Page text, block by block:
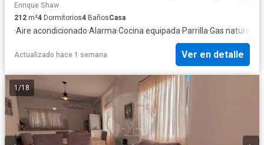
Enrique Shaw
212 m²4 Dormitorios4 BañosCasa
·Aire acondicionado·Alarma·Cocina equipada·Parrilla·Gas natural
Actualizado hace 1 semana Ver en detalle
1/18